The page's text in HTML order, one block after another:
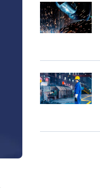
несмотря
на
роста
цен
Tk
accelis
в
режущую
машину
Европейские
цены
на